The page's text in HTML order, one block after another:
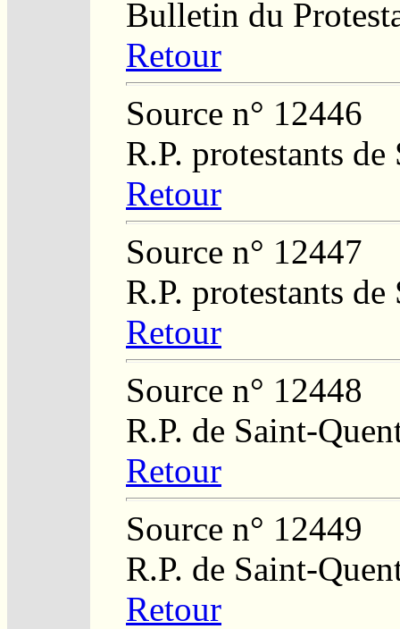
Bulletin du
Retour
Source n° 12446
R.P. protestants
Retour
Source n° 12447
R.P. protestants
Retour
Source n° 12448
R.P. de Saint-
Retour
Source n° 12449
R.P. de Saint-
Retour